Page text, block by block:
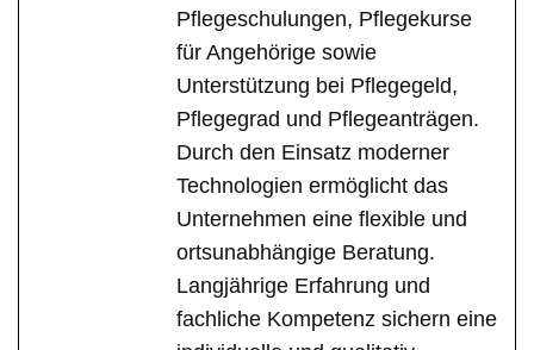
Pflegeschulungen, Pflegekurse
für Angehörige sowie
Unterstützung bei Pflegegeld,
Pflegegrad und Pflegeanträgen.
Durch den Einsatz moderner
Technologien ermöglicht das
Unternehmen eine flexible und
ortsunabhängige Beratung.
Langjährige Erfahrung und
fachliche Kompetenz sichern eine